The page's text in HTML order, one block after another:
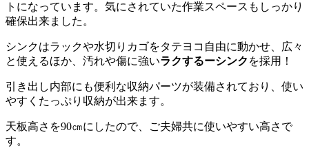
トになっています。気にされていた作業スペースもしっかり
確保出来ました。
シンクはラックや水切りカゴをタテヨコ自由に動かせ、広々
と使えるほか、汚れや傷に強いラクするーシンク を採用！
引き出し内部にも便利な収納パーツが装備されており、使い
やすくたっぷり収納が出来ます。
天板高さを90㎝にしたので、ご夫婦共に使いやすい高さで
す。